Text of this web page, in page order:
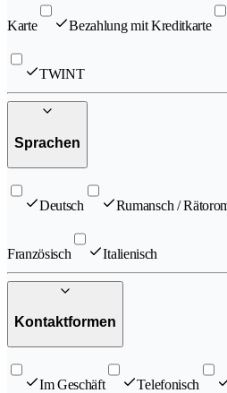
Karte Bezahlung mit Kreditkarte
TWINT
Sprachen
Deutsch Rumansch /
Französisch Italienisch
Kontaktformen
Im Geschäft Telefonisch